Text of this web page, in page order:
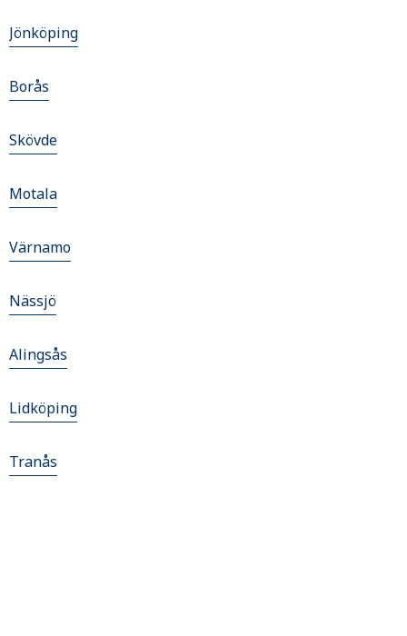
Jönköping
Borås
Skövde
Motala
Värnamo
Nässjö
Alingsås
Lidköping
Tranås